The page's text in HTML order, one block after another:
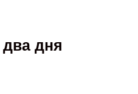
два дня